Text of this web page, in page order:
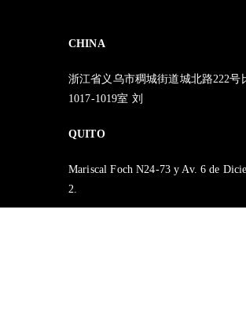
CHINA
浙江省义乌市稠城街道城北路222号
1017-1019室 刘
QUITO
Mariscal Foch N24-73 y Av. 6 de
2.